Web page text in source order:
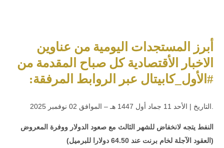
أبرز المستجدات اليومية من عناوين
الاخبار الأقتصادية كل صباح المقدمة من
#الأول_كابيتال عبر الروابط المرفقة:
.التاريخ | الأحد 11 جماد أول 1447 هـ – الموافق 02 نوفمبر 2025
النفط يتجه لانخفاض للشهر الثالث مع صعود الدولار ووفرة المعروض
(العقود الآجلة لخام برنت عند 64.50 دولارا للبرميل)